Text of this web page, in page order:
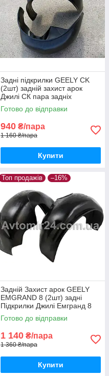
Задні підкрилки GEELY СK
(2шт) задній захист арок
Джилі СК пара задніх
Готово до відправки
940 ₴/пара
1 160 ₴/пара
Купити
Топ продажів –16%
Задній Захист арок GEELY
EMGRAND 8 (2шт) задні
Підкрилки Джилі Емгранд 8
пара задніх
Готово до відправки
1 140 ₴/пара
1 360 ₴/пара
Купити